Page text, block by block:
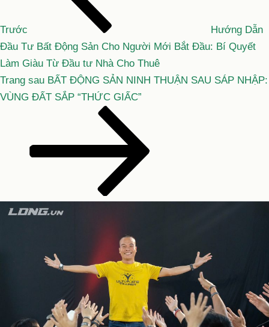
viết
Trước
Hướng Dẫn
Đầu Tư Bất Động Sản Cho Người Mới Bắt Đầu: Bí Quyết
Làm Giàu Từ Đầu tư Nhà Cho Thuê
Bài
tiếp
Trang sau BẤT ĐỘNG SẢN NINH THUẬN SAU SÁP NHẬP:
VÙNG ĐẤT SẮP “THỨC GIẤC”